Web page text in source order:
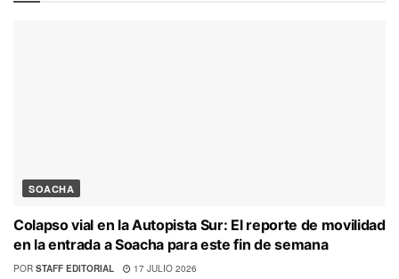
SOACHA
Colapso vial en la Autopista Sur: El reporte de movilidad
en la entrada a Soacha para este fin de semana
POR STAFF EDITORIAL 17 JULIO 2026